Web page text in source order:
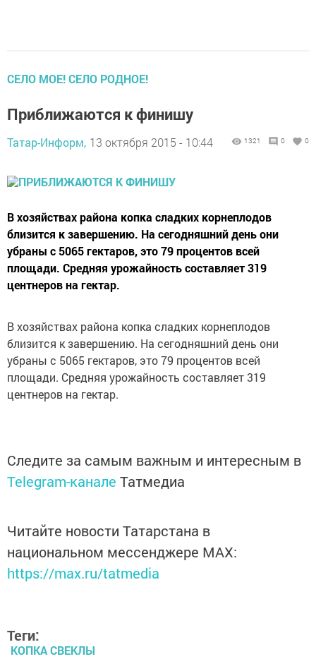
СЕЛО МОЕ! СЕЛО РОДНОЕ!
Приближаются к финишу
Татар-Информ, 13 октября 2015 - 10:44 1321 0 0
В хозяйствах района копка сладких корнеплодов
близится к завершению. На сегодняшний день они
убраны с 5065 гектаров, это 79 процентов всей
площади. Средняя урожайность составляет 319
центнеров на гектар.
В хозяйствах района копка сладких корнеплодов
близится к завершению. На сегодняшний день они
убраны с 5065 гектаров, это 79 процентов всей
площади. Средняя урожайность составляет 319
центнеров на гектар.
Следите за самым важным и интересным в
Telegram-канале Татмедиа
Читайте новости Татарстана в
национальном мессенджере MАХ:
https://max.ru/tatmedia
Теги:
КОПКА СВЕКЛЫ